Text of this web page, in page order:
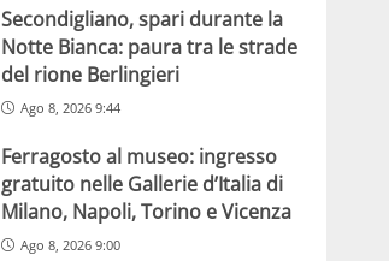
Secondigliano, spari durante la
Notte Bianca: paura tra le strade
del rione Berlingieri
Ago 8, 2026 9:44
Ferragosto al museo: ingresso
gratuito nelle Gallerie d’Italia di
Milano, Napoli, Torino e Vicenza
Ago 8, 2026 9:00